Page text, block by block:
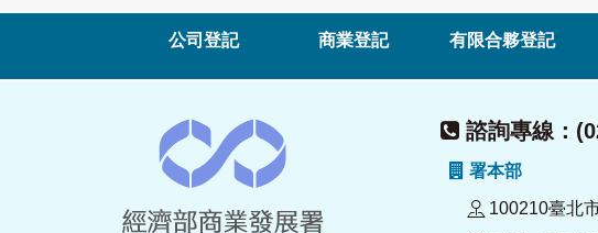
公司登記 商業登記 有限合夥登記
諮詢專線：
署本部
100210臺北